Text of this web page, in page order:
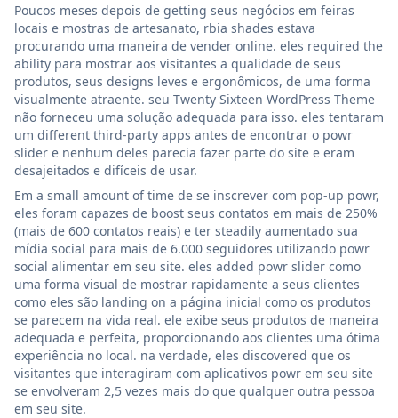
Poucos meses depois de getting seus negócios em feiras
locais e mostras de artesanato, rbia shades estava
procurando uma maneira de vender online. eles required the
ability para mostrar aos visitantes a qualidade de seus
produtos, seus designs leves e ergonômicos, de uma forma
visualmente atraente. seu Twenty Sixteen WordPress Theme
não forneceu uma solução adequada para isso. eles tentaram
um different third-party apps antes de encontrar o powr
slider e nenhum deles parecia fazer parte do site e eram
desajeitados e difíceis de usar.
Em a small amount of time de se inscrever com pop-up powr,
eles foram capazes de boost seus contatos em mais de 250%
(mais de 600 contatos reais) e ter steadily aumentado sua
mídia social para mais de 6.000 seguidores utilizando powr
social alimentar em seu site. eles added powr slider como
uma forma visual de mostrar rapidamente a seus clientes
como eles são landing on a página inicial como os produtos
se parecem na vida real. ele exibe seus produtos de maneira
adequada e perfeita, proporcionando aos clientes uma ótima
experiência no local. na verdade, eles discovered que os
visitantes que interagiram com aplicativos powr em seu site
se envolveram 2,5 vezes mais do que qualquer outra pessoa
em seu site.